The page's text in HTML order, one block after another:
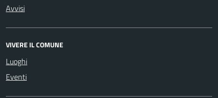
Avvisi
VIVERE IL COMUNE
Luoghi
Eventi